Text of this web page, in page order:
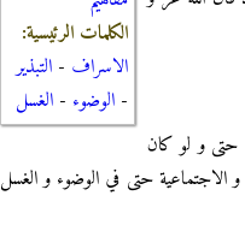
الكلمات الرئيسية:
الاسراف - التبذير
- الوضوء - الغسل
حتى و لو كان
الاجتماعية حتى في الوضوء و الغسل